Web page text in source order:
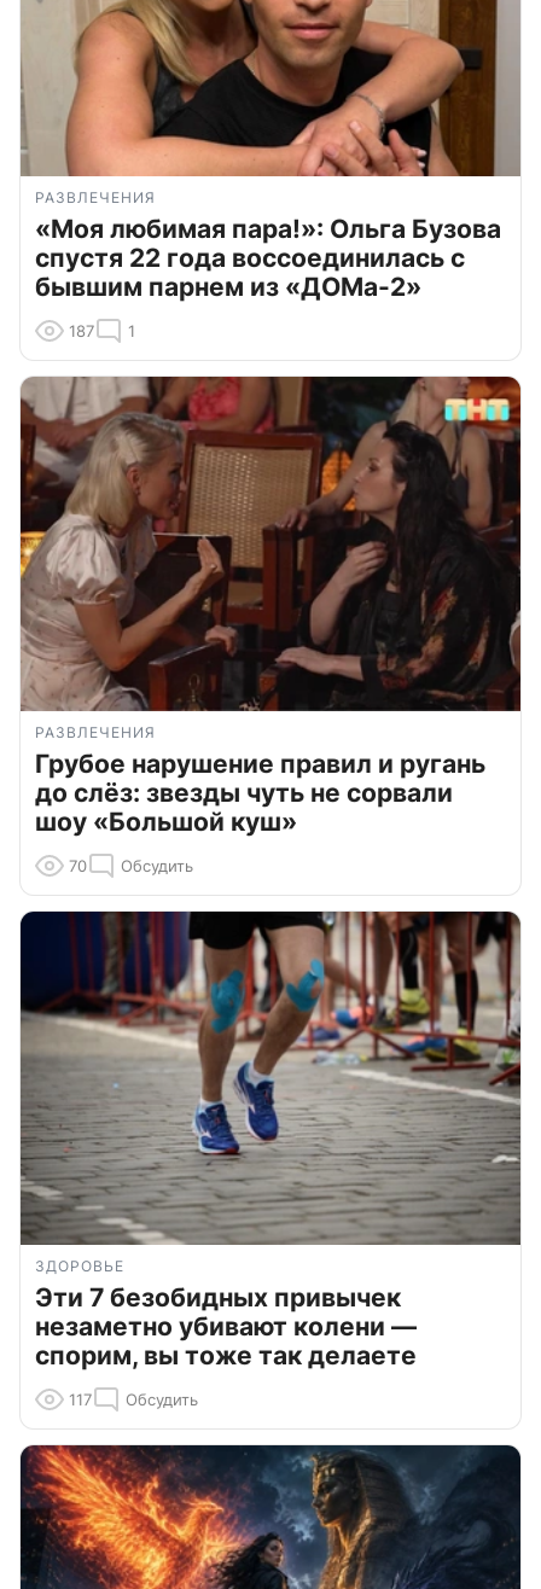
РАЗВЛЕЧЕНИЯ
«Моя любимая пара!»: Ольга Бузова
спустя 22 года воссоединилась с
бывшим парнем из «ДОМа-2»
187 1
РАЗВЛЕЧЕНИЯ
Грубое нарушение правил и ругань
до слёз: звезды чуть не сорвали
шоу «Большой куш»
70 Обсудить
ЗДОРОВЬЕ
Эти 7 безобидных привычек
незаметно убивают колени —
спорим, вы тоже так делаете
117 Обсудить